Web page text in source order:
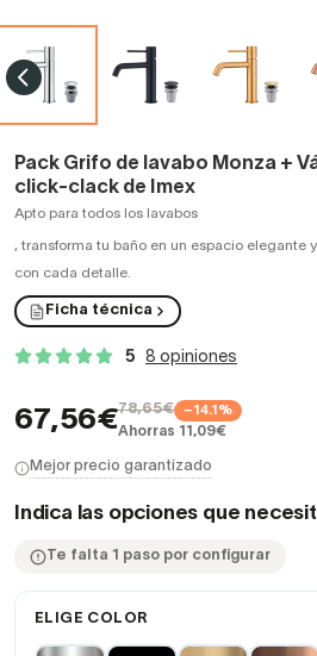
Pack Grifo de lavabo Monza +
click-clack de Imex
Apto para todos los lavabos
, transforma tu baño en un espacio elegante
con cada detalle.
Ficha técnica
5 8 opiniones
67,56€78,65€ −14.1%
Ahorras 11,09€
Mejor precio garantizado
Indica las opciones que
Te falta 1 paso por configurar
ELIGE COLOR